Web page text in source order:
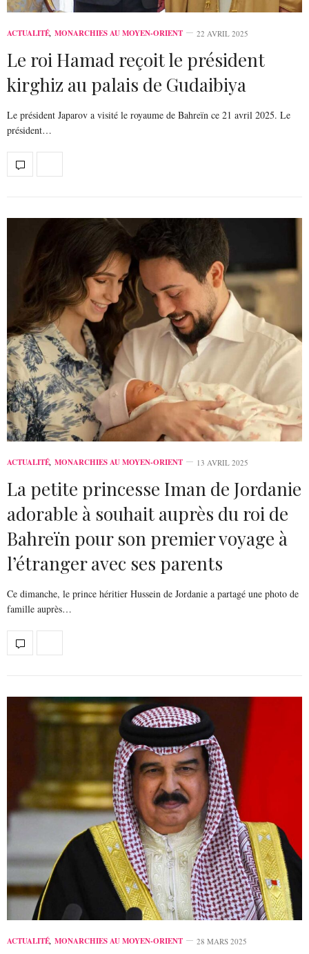
ACTUALITÉ, MONARCHIES AU MOYEN-ORIENT 22 AVRIL 2025
Le roi Hamad reçoit le président
kirghiz au palais de Gudaibiya
Le président Japarov a visité le royaume de Bahreïn ce 21 avril 2025. Le
président…
ACTUALITÉ, MONARCHIES AU MOYEN-ORIENT 13 AVRIL 2025
La petite princesse Iman de Jordanie
adorable à souhait auprès du roi de
Bahreïn pour son premier voyage à
l’étranger avec ses parents
Ce dimanche, le prince héritier Hussein de Jordanie a partagé une photo de
famille auprès…
ACTUALITÉ, MONARCHIES AU MOYEN-ORIENT 28 MARS 2025